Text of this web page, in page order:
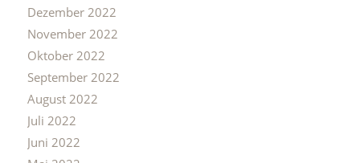
Dezember 2022
November 2022
Oktober 2022
September 2022
August 2022
Juli 2022
Juni 2022